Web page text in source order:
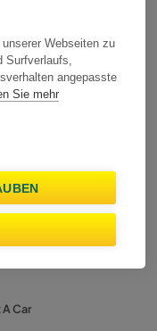
ab
tun
du
Car
Webseiten zu
Surfverlaufs,
angepasste
Sie mehr